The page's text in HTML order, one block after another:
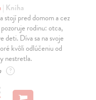
| Kniha
stojí pred domom a cez
rodinu: otca,
deti. Díva sa na svoje
kvôli odlúčeniu od
nestretla.
?